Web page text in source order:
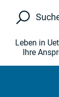
Kopfzeile
Leben in
Ihre